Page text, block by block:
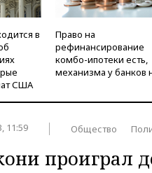
в
США
Право на
рефинансирование
комбо-ипотеки есть,
механизма у банков
11:59 Общество
проиграл